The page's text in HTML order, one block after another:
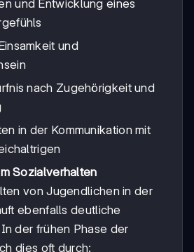
und Entwicklung eines
und
nach Zugehörigkeit und
in der Kommunikation mit
Sozialverhalten
von Jugendlichen in der
ebenfalls deutliche
der frühen Phase der
dies oft durch: